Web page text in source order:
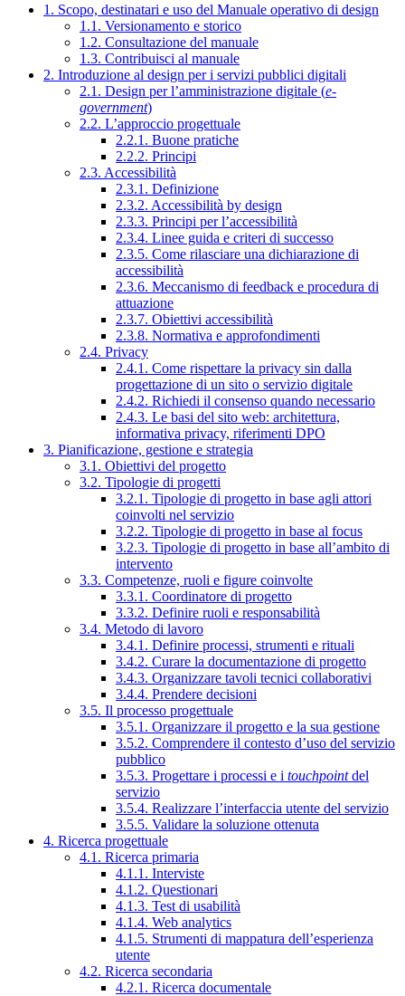
1. Scopo, destinatari e uso del Manuale operativo di design
1.1. Versionamento e storico
1.2. Consultazione del manuale
1.3. Contribuisci al manuale
2. Introduzione al design per i servizi pubblici digitali
2.1. Design per l’amministrazione digitale (e-
government)
2.2. L’approccio progettuale
2.2.1. Buone pratiche
2.2.2. Principi
2.3. Accessibilità
2.3.1. Definizione
2.3.2. Accessibilità by design
2.3.3. Principi per l’accessibilità
2.3.4. Linee guida e criteri di successo
2.3.5. Come rilasciare una dichiarazione di
accessibilità
2.3.6. Meccanismo di feedback e procedura di
attuazione
2.3.7. Obiettivi accessibilità
2.3.8. Normativa e approfondimenti
2.4. Privacy
2.4.1. Come rispettare la privacy sin dalla
progettazione di un sito o servizio digitale
2.4.2. Richiedi il consenso quando necessario
2.4.3. Le basi del sito web: architettura,
informativa privacy, riferimenti DPO
3. Pianificazione, gestione e strategia
3.1. Obiettivi del progetto
3.2. Tipologie di progetti
3.2.1. Tipologie di progetto in base agli attori
coinvolti nel servizio
3.2.2. Tipologie di progetto in base al focus
3.2.3. Tipologie di progetto in base all’ambito di
intervento
3.3. Competenze, ruoli e figure coinvolte
3.3.1. Coordinatore di progetto
3.3.2. Definire ruoli e responsabilità
3.4. Metodo di lavoro
3.4.1. Definire processi, strumenti e rituali
3.4.2. Curare la documentazione di progetto
3.4.3. Organizzare tavoli tecnici collaborativi
3.4.4. Prendere decisioni
3.5. Il processo progettuale
3.5.1. Organizzare il progetto e la sua gestione
3.5.2. Comprendere il contesto d’uso del servizio
pubblico
3.5.3. Progettare i processi e i touchpointdel
servizio
3.5.4. Realizzare l’interfaccia utente del servizio
3.5.5. Validare la soluzione ottenuta
4. Ricerca progettuale
4.1. Ricerca primaria
4.1.1. Interviste
4.1.2. Questionari
4.1.3. Test di usabilità
4.1.4. Web analytics
4.1.5. Strumenti di mappatura dell’esperienza
utente
4.2. Ricerca secondaria
4.2.1. Ricerca documentale